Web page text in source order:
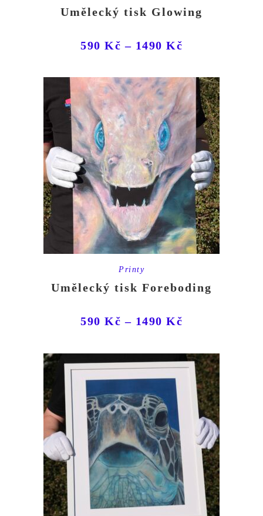
Umělecký tisk Glowing
590 Kč – 1490 Kč
Printy
Umělecký tisk Foreboding
590 Kč – 1490 Kč